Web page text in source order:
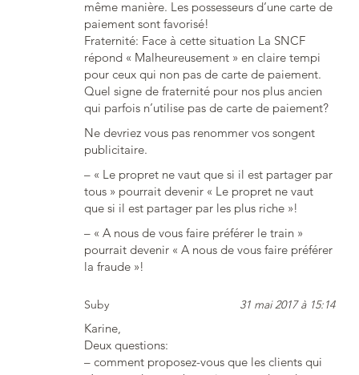
même manière. Les possesseurs d’une carte de
paiement sont favorisé!
Fraternité: Face à cette situation La SNCF
répond « Malheureusement » en claire tempi
pour ceux qui non pas de carte de paiement.
Quel signe de fraternité pour nos plus ancien
qui parfois n’utilise pas de carte de paiement?
Ne devriez vous pas renommer vos songent
publicitaire.
– « Le propret ne vaut que si il est partager par
tous » pourrait devenir « Le propret ne vaut
que si il est partager par les plus riche »!
– « A nous de vous faire préférer le train »
pourrait devenir « A nous de vous faire préférer
la fraude »!
Suby 31 mai 2017 à 15:14
Karine,
Deux questions:
– comment proposez-vous que les clients qui